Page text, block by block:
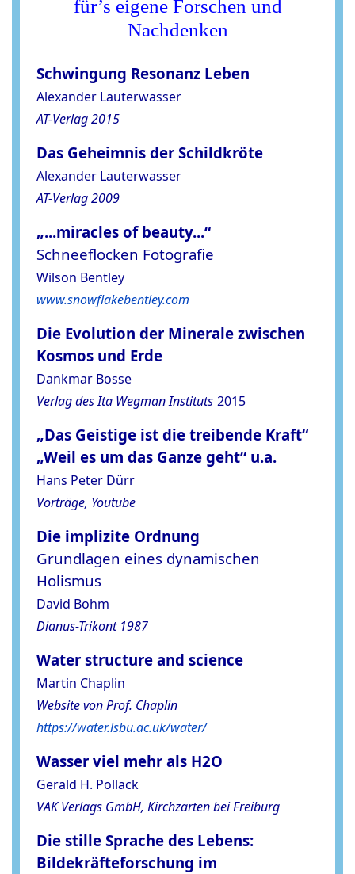
für’s eigene Forschen und
Nachdenken
Schwingung Resonanz Leben
Alexander Lauterwasser
AT-Verlag 2015
Das Geheimnis der Schildkröte
Alexander Lauterwasser
AT-Verlag 2009
„...miracles of beauty...“
Schneeflocken Fotografie
Wilson Bentley
www.snowflakebentley.com
Die Evolution der Minerale zwischen
Kosmos und Erde
Dankmar Bosse
Verlag des Ita Wegman Instituts 2015
„Das Geistige ist die treibende Kraft“
„Weil es um das Ganze geht“ u.a.
Hans Peter Dürr
Vorträge, Youtube
Die implizite Ordnung
Grundlagen eines dynamischen
Holismus
David Bohm
Dianus-Trikont 1987
Water structure and science
Martin Chaplin
Website von Prof. Chaplin
https://water.lsbu.ac.uk/water/
Wasser viel mehr als H2O
Gerald H. Pollack
VAK Verlags GmbH, Kirchzarten bei Freiburg
Die stille Sprache des Lebens:
Bildekräfteforschung im